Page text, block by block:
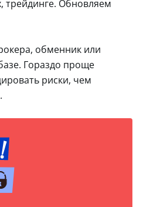
трейдинге. Обновляем
обменник или
Гораздо проще
риски, чем